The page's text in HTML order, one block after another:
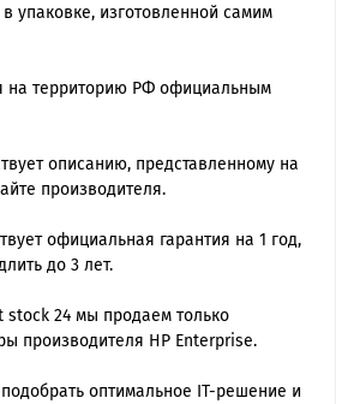
упаковке, изготовленной самим
на территорию РФ официальным
описанию, представленному на
производителя.
официальная гарантия на 1 год,
до 3 лет.
24 мы продаем только
производителя HP Enterprise.
оптимальное IT-решение и